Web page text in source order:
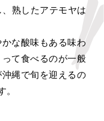
熟したアテモヤは
な酸味もある味わ
て食べるのが一般
縄で旬を迎えるの